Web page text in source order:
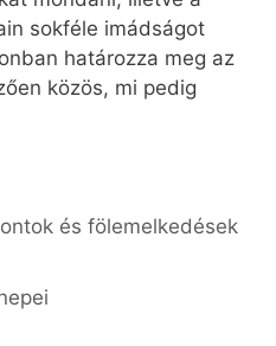
sokféle imádságot
határozza meg az
közös, mi pedig
és fölemelkedések